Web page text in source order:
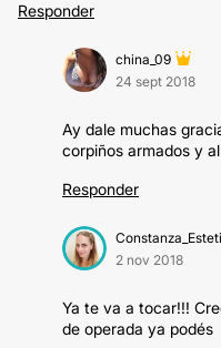
Responder
china_09
24 sept 2018
Ay dale muchas
corpiños armados y
Responder
2 nov 2018
Ya te va a tocar!!!
de operada ya podés